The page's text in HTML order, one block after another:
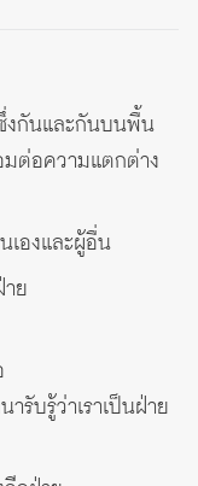
งกันและกันบนพื้น
มต่อความแตกต่าง
องและผู้อื่น
ย
รับรู้ว่าเราเป็นฝ่าย